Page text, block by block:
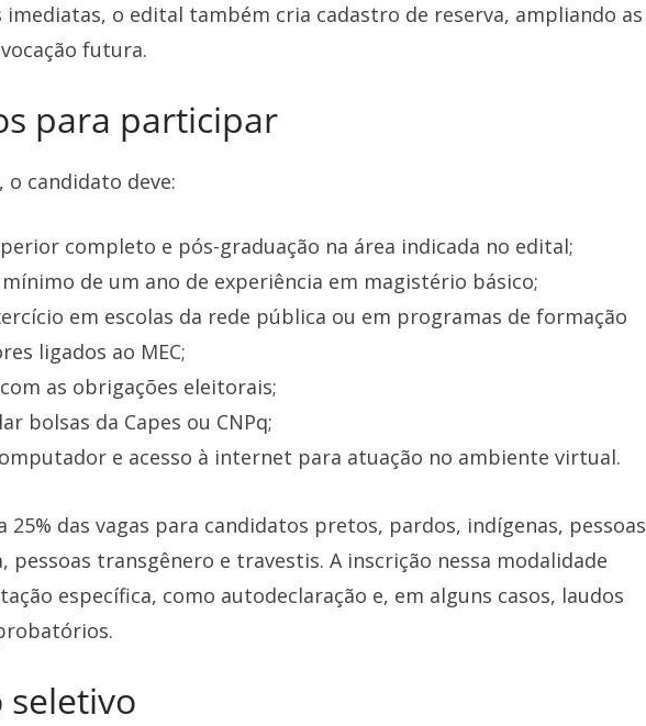
imediatas, o edital também cria cadastro de reserva, ampliando as
futura.
para participar
o candidato deve:
completo e pós-graduação na área indicada no edital;
de um ano de experiência em magistério básico;
em escolas da rede pública ou em programas de formação
ligados ao MEC;
as obrigações eleitorais;
bolsas da Capes ou CNPq;
e acesso à internet para atuação no ambiente virtual.
25% das vagas para candidatos pretos, pardos, indígenas, pessoas
pessoas transgênero e travestis. A inscrição nessa modalidade
específica, como autodeclaração e, em alguns casos, laudos
seletivo